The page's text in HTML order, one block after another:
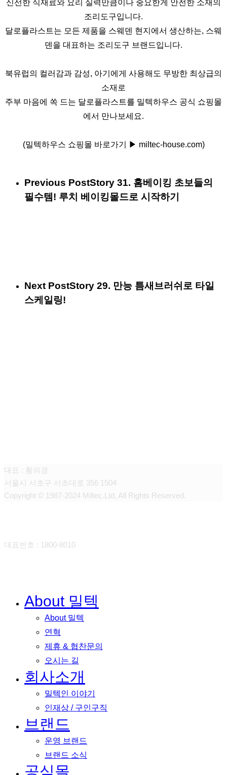
신선한 식재료와 요리 실력만큼이나 중요한게 안전한 소재의
조리도구입니다.
달로플라스트는 모든 제품을 스웨덴 현지에서 생산하는, 스웨
덴을 대표하는 조리도구 브랜드입니다.
북유럽의 컬러감과 감성, 아기에게 사용해도 무방한 최상급의
소재로
주부 마음에 쏙 드는 달로플라스트를 밀텍하우스 공식 쇼핑몰
에서 만나보세요.
(밀텍하우스 쇼핑몰 바로가기 ▶ miltec-house.com)
Previous PostStory 31. 홈베이킹 초보들의
필수템! 루치 베이킹몰드로 시작하기
Next PostStory 29. 만능 틈새브러쉬로 타일
스케일링!
대표 : 황의경
서울시 서초구 서초대로 356 1504
Copyright © 1987-2024 Miltec.Ltd, All Rights Reserved.
대표번호 : 1800-8010
About 밀텍
About 밀텍
연혁
제휴 & 협찬문의
오시는 길
회사소개
밀텍인 이야기
인재상 / 구인구직
브랜드
운영 브랜드
브랜드 소식
공식몰